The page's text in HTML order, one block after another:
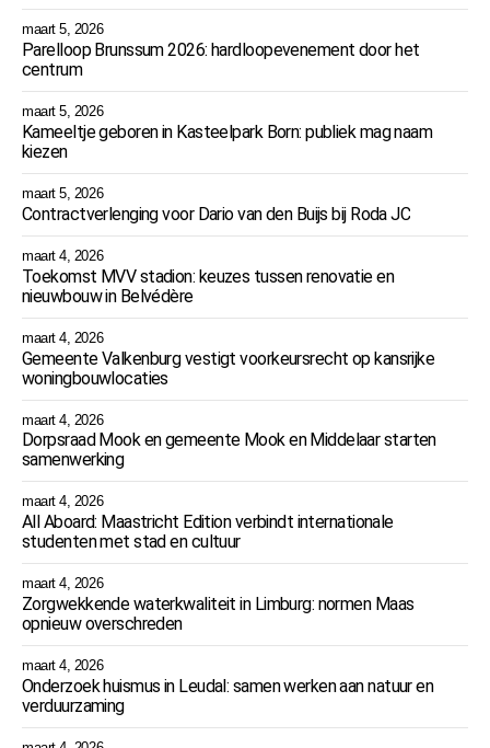
maart 5, 2026
Parelloop Brunssum 2026: hardloopevenement door het
centrum
maart 5, 2026
Kameeltje geboren in Kasteelpark Born: publiek mag naam
kiezen
maart 5, 2026
Contractverlenging voor Dario van den Buijs bij Roda JC
maart 4, 2026
Toekomst MVV stadion: keuzes tussen renovatie en
nieuwbouw in Belvédère
maart 4, 2026
Gemeente Valkenburg vestigt voorkeursrecht op kansrijke
woningbouwlocaties
maart 4, 2026
Dorpsraad Mook en gemeente Mook en Middelaar starten
samenwerking
maart 4, 2026
All Aboard: Maastricht Edition verbindt internationale
studenten met stad en cultuur
maart 4, 2026
Zorgwekkende waterkwaliteit in Limburg: normen Maas
opnieuw overschreden
maart 4, 2026
Onderzoek huismus in Leudal: samen werken aan natuur en
verduurzaming